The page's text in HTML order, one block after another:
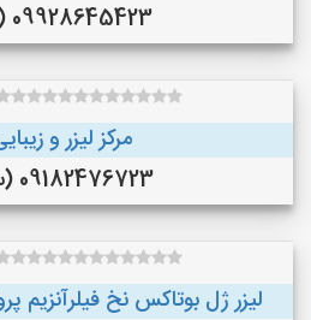
09928645423 (کرمان )
مرکز لیزر و
09182476723 (سنندج )
لیزر ژل بوتاکس نخ فیلرآنزیم